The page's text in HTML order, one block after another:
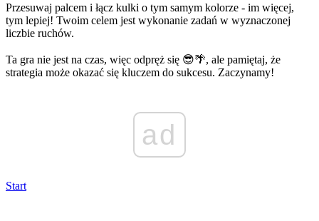
Przesuwaj palcem i łącz kulki o tym samym kolorze - im więcej,
tym lepiej! Twoim celem jest wykonanie zadań w wyznaczonej
liczbie ruchów.
Ta gra nie jest na czas, więc odpręż się 😎🌴, ale pamiętaj, że
strategia może okazać się kluczem do sukcesu. Zaczynamy!
ad
Start